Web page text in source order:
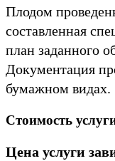
Плодом
составленная
план заданного
Документация
бумажном видах.
Стоимость
Цена услуги